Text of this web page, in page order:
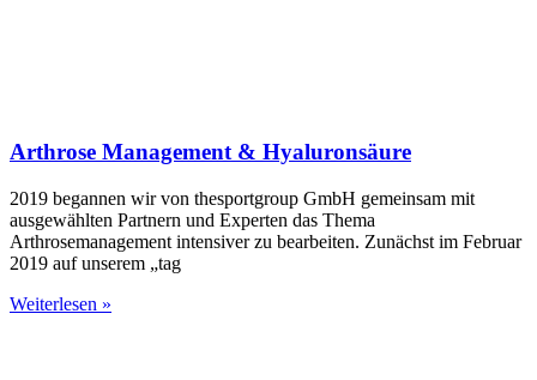
Arthrose Management & Hyaluronsäure
2019 begannen wir von thesportgroup GmbH gemeinsam mit
ausgewählten Partnern und Experten das Thema
Arthrosemanagement intensiver zu bearbeiten. Zunächst im Februar
2019 auf unserem „tag
Weiterlesen »